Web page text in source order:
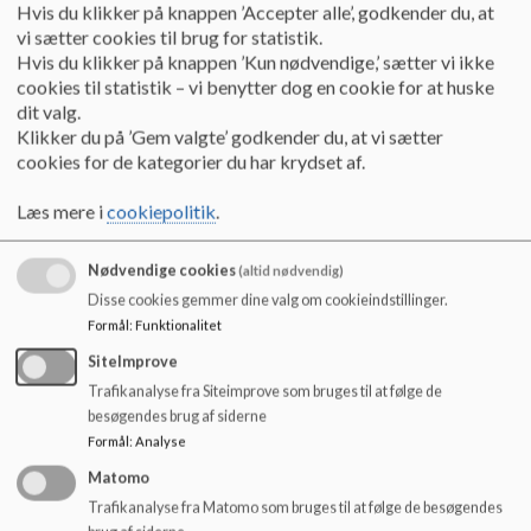
Skoleåret 2026/2027
Sommerferie
Lørdag den 27.06.2026 – onsdag den 12.08.2026
Efterårsferie
Juleferie
Onsdag den 23.12.2026 – søndag den 03.01.2027
Vinterferie
Påskeferie
Lørdag den 20.03.2027 – mandag den 29.03.2028
Kristi Himmelfart
Torsdag den 06.05.2027 – søndag den 09.05.2027
Hvis du klikker på knappen ’Accepter alle’, godkender du, at
vi sætter cookies til brug for statistik.
Hvis du klikker på knappen ’Kun nødvendige,’ sætter vi ikke
cookies til statistik – vi benytter dog en cookie for at huske
dit valg.
Klikker du på ’Gem valgte’ godkender du, at vi sætter
cookies for de kategorier du har krydset af.
Læs mere icookiepolitik.
Nødvendige cookies(altid nødvendig)
Disse cookies gemmer dine valg om cookieindstillinger.
Formål: Funktionalitet
SiteImprove
Trafikanalyse fra Siteimprove som bruges til at følge de
besøgendes brug af siderne
Formål: Analyse
Matomo
Trafikanalyse fra Matomo som bruges til at følge de besøgendes